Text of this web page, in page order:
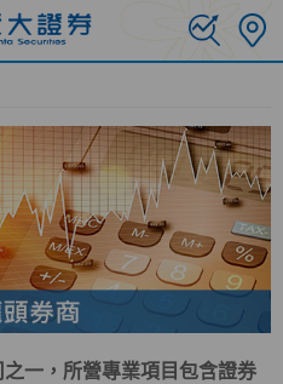
一，所營專業項目包含證券